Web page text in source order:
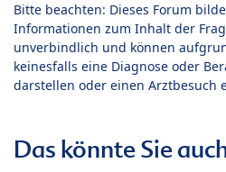
Bitte beachten: Dieses Forum
Informationen zum Inhalt der
unverbindlich und können
keinesfalls eine Diagnose oder
darstellen oder einen Arztbesuch
Das könnte Sie